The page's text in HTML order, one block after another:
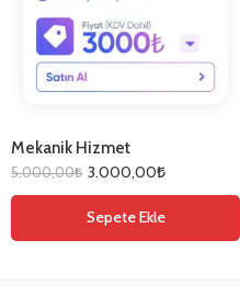
Mekanik Hizmet
5.000,00₺ 3.000,00₺
Sepete Ekle